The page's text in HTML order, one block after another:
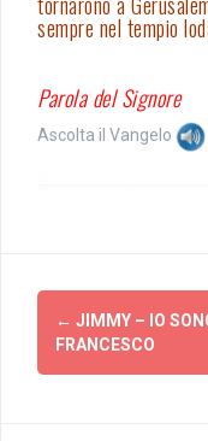
sempre nel tempio
Parola del Signore
Ascolta il Vangelo
Post
navigation
← JIMMY – IO
FRANCESCO